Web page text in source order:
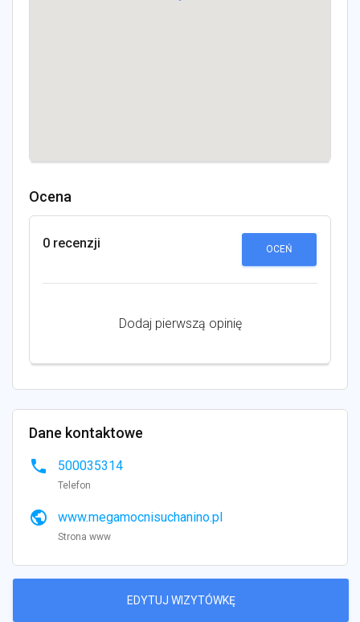
Ocena
0 recenzji OCEŃ
Dodaj pierwszą opinię
Dane kontaktowe
phone 500035314
Telefon
public www.megamocnisuchanino.pl
Strona www
EDYTUJ WIZYTÓWKĘ